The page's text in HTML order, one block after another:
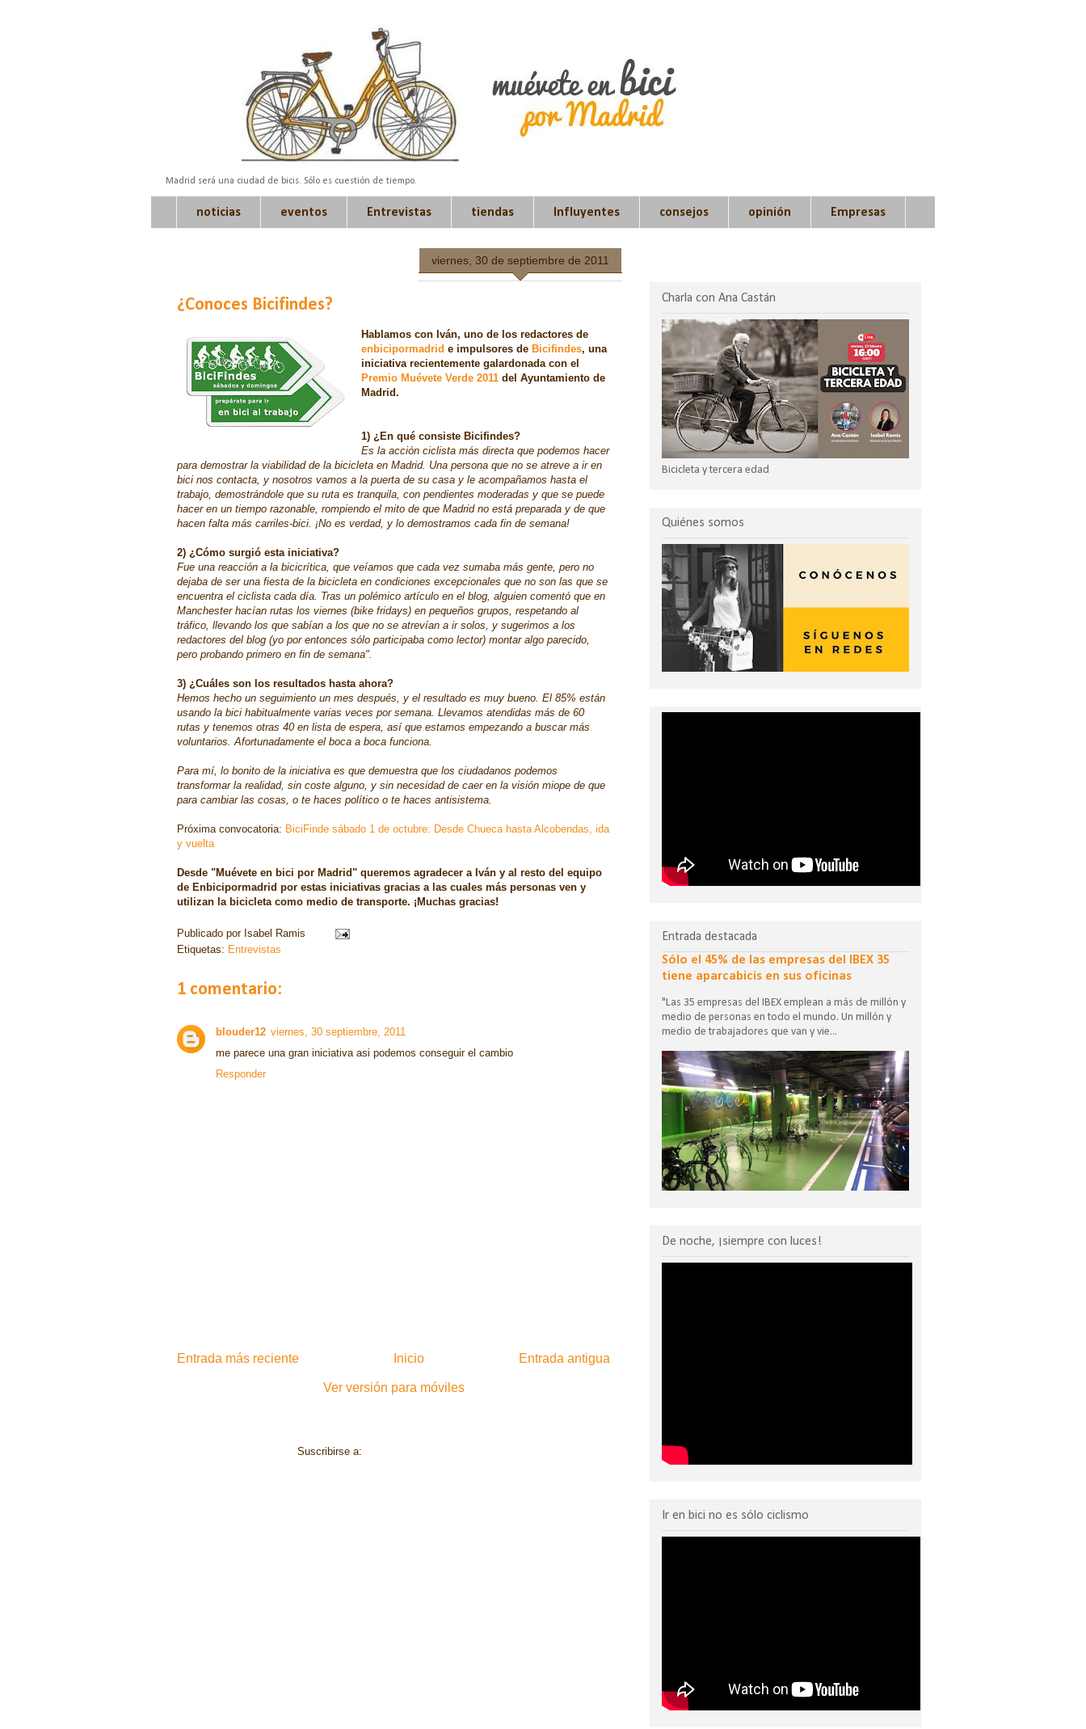
Madrid será una ciudad de bicis. Sólo es cuestión de tiempo.
noticias eventos Entrevistas tiendas Influyentes consejos opinión Empresas
viernes, 30 de septiembre de 2011
¿Conoces Bicifindes?
Hablamos con Iván, uno de los redactores de
enbicipormadrid e impulsores de Bicifindes, una
iniciativa recientemente galardonada con el
Premio Muévete Verde 2011 del Ayuntamiento de
Madrid.
1) ¿En qué consiste Bicifindes?
Es la acción ciclista más directa que podemos hacer
para demostrar la viabilidad de la bicicleta en Madrid. Una persona que no se atreve a ir en
bici nos contacta, y nosotros vamos a la puerta de su casa y le acompañamos hasta el
trabajo, demostrándole que su ruta es tranquila, con pendientes moderadas y que se puede
hacer en un tiempo razonable, rompiendo el mito de que Madrid no está preparada y de que
hacen falta más carriles-bici. ¡No es verdad, y lo demostramos cada fin de semana!
2) ¿Cómo surgió esta iniciativa?
Fue una reacción a la bicicrítica, que veíamos que cada vez sumaba más gente, pero no
dejaba de ser una fiesta de la bicicleta en condiciones excepcionales que no son las que se
encuentra el ciclista cada día. Tras un polémico artículo en el blog, alguien comentó que en
Manchester hacían rutas los viernes (bike fridays) en pequeños grupos, respetando al
tráfico, llevando los que sabían a los que no se atrevían a ir solos, y sugerimos a los
redactores del blog (yo por entonces sólo participaba como lector) montar algo parecido,
pero probando primero en fin de semana".
3) ¿Cuáles son los resultados hasta ahora?
Hemos hecho un seguimiento un mes después, y el resultado es muy bueno. El 85% están
usando la bici habitualmente varias veces por semana. Llevamos atendidas más de 60
rutas y tenemos otras 40 en lista de espera, así que estamos empezando a buscar más
voluntarios. Afortunadamente el boca a boca funciona.
Para mí, lo bonito de la iniciativa es que demuestra que los ciudadanos podemos
transformar la realidad, sin coste alguno, y sin necesidad de caer en la visión miope de que
para cambiar las cosas, o te haces político o te haces antisistema.
Próxima convocatoria: BiciFinde sábado 1 de octubre: Desde Chueca hasta Alcobendas, ida
y vuelta
Desde "Muévete en bici por Madrid" queremos agradecer a Iván y al resto del equipo
de Enbicipormadrid por estas iniciativas gracias a las cuales más personas ven y
utilizan la bicicleta como medio de transporte. ¡Muchas gracias!
Publicado por Isabel Ramis
Etiquetas: Entrevistas
1 comentario:
blouder12 viernes, 30 septiembre, 2011
me parece una gran iniciativa asi podemos conseguir el cambio
Responder
Entrada más reciente Entrada antigua
Inicio
Ver versión para móviles
Suscribirse a:
Charla con Ana Castán
Bicicleta y tercera edad
Quiénes somos
Entrada destacada
Sólo el 45% de las empresas del IBEX 35
tiene aparcabicis en sus oficinas
"Las 35 empresas del IBEX emplean a más de millón y
medio de personas en todo el mundo. Un millón y
medio de trabajadores que van y vie...
De noche, ¡siempre con luces!
Ir en bici no es sólo ciclismo